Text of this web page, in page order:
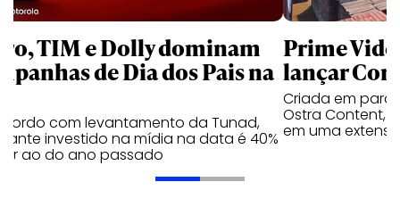
TIM e Dolly dominam
de Dia dos Pais na
com levantamento da Tunad,
investido na mídia na data é 40%
ao do ano passado
Prime
lançar
Criada em
Ostra Content,
em uma